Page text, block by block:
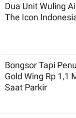
Dua Unit Wuling
The Icon
Bongsor Tapi
Gold Wing Rp 1,1
Saat Parkir